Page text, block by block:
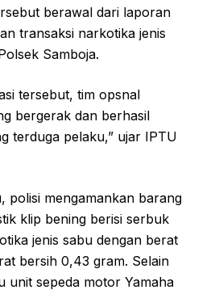
berawal dari laporan
transaksi narkotika jenis
Samboja.
tersebut, tim opsnal
bergerak dan berhasil
terduga pelaku,” ujar IPTU
polisi mengamankan barang
klip bening berisi serbuk
jenis sabu dengan berat
bersih 0,43 gram. Selain
unit sepeda motor Yamaha